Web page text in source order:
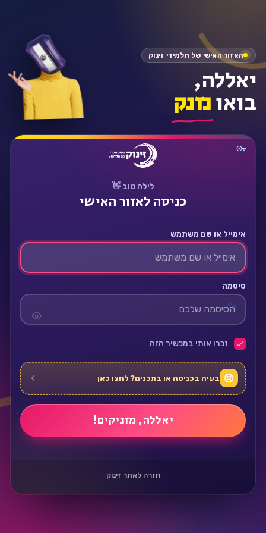
לילה טוב 👋
כניסה לאזור האישי
אימייל או שם משתמש
סיסמה
זכרו אותי במכשיר הזה
בעיה בכניסה או בתכנים? לחצו כאן
חזרה לאתר זינוק
האזור האישי של תלמידי זינוק
יאללה,
בואונזנק